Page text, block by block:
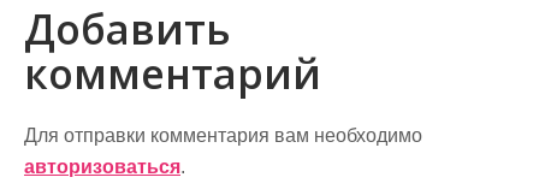
и
г
а
ц
Добавить
комментарий
Для отправки комментария вам необходимо
авторизоваться.